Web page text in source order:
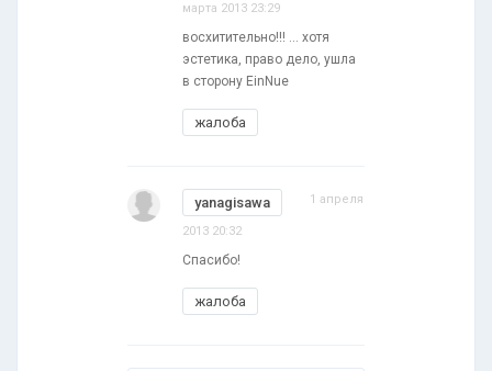
марта 2013 23:29
восхитительно!!! ... хотя
эстетика, право дело, ушла
в сторону EinNue
жалоба
yanagisawa 1 апреля
2013 20:32
Спасибо!
жалоба